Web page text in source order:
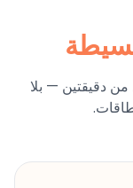
في أقل من دقيقتين — بلا